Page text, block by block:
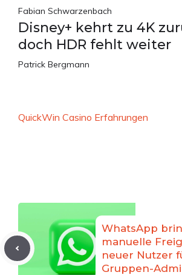
Fabian Schwarzenbach
Disney+ kehrt zu 4K
doch HDR fehlt weiter
Patrick Bergmann
QuickWin Casino Erfahrungen
WhatsApp
manuelle
neuer Nutzer
Gruppen-